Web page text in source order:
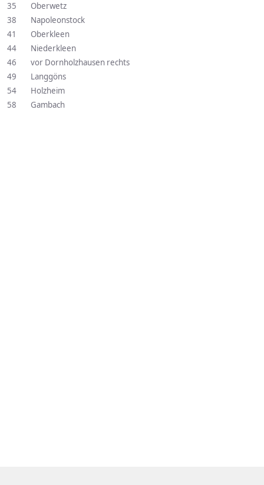
35 Oberwetz
38 Napoleonstock
41 Oberkleen
44 Niederkleen
46 vor Dornholzhausen rechts
49 Langgöns
54 Holzheim
58 Gambach